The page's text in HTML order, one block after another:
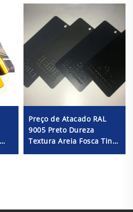
Preço de Atacado RAL
9005 Preto Dureza
Textura Areia Fosca Tinta